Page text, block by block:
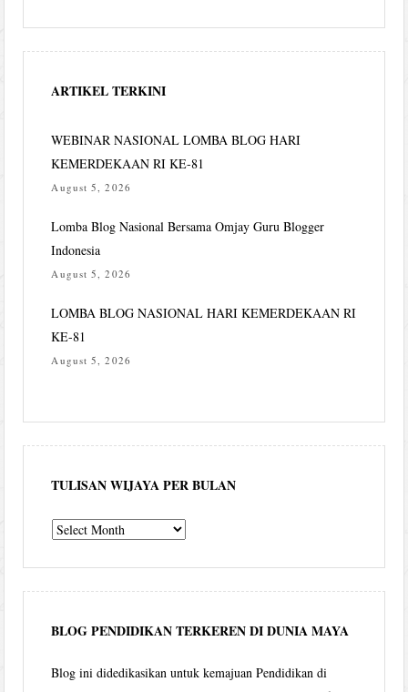
ARTIKEL TERKINI
WEBINAR NASIONAL LOMBA BLOG HARI
KEMERDEKAAN RI KE-81
August 5, 2026
Lomba Blog Nasional Bersama Omjay Guru Blogger
Indonesia
August 5, 2026
LOMBA BLOG NASIONAL HARI KEMERDEKAAN RI
KE-81
August 5, 2026
TULISAN WIJAYA PER BULAN
Tulisan
per
bulan
BLOG PENDIDIKAN TERKEREN DI DUNIA MAYA
Blog ini didedikasikan untuk kemajuan Pendidikan di